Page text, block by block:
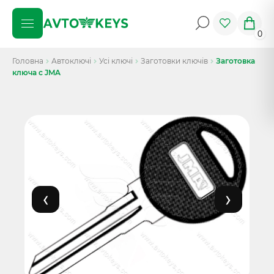
0
Головна Автоключі Усі ключі Заготовки ключів
Заготовка
ключа с JMA